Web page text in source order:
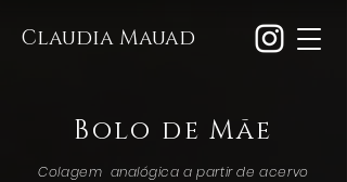
Claudia Mauad
Bolo de Mãe
Colagem analógica a partir de acervo